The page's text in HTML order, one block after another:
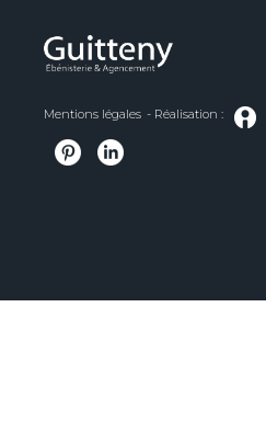
Mentions légales - Réalisation :